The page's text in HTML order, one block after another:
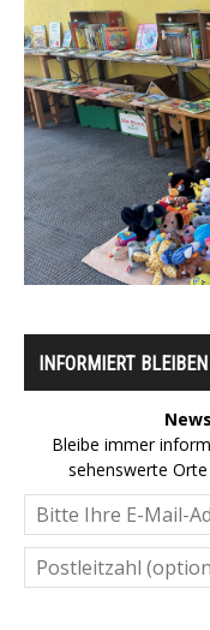
INFORMIERT BLEIBEN
Bleibe immer
sehenswerte